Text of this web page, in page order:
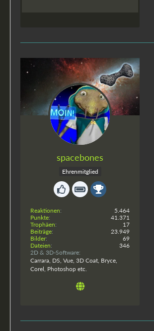
spacebones
Ehrenmitglied
Reaktionen
5.464
Punkte
41.371
Trophäen
17
Beiträge
23.949
Bilder
69
Dateien
346
2D & 3D-Software
Carrara, DS, Vue, 3D Coat, Bryce,
Corel, Photoshop etc.